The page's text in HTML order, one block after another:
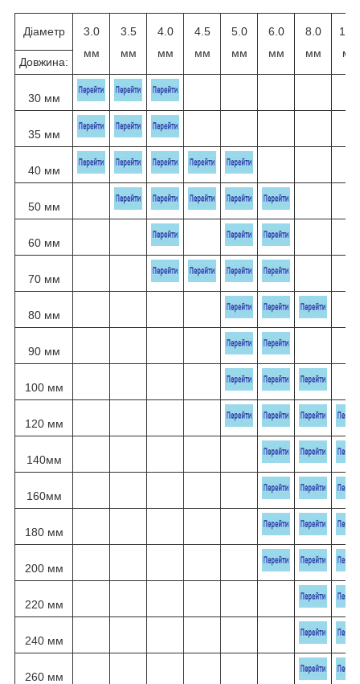
Діаметр
3.0
мм
3.5
мм
4.0
мм
4.5
мм
5.0
мм
6.0
мм
8.0
мм
мм
Довжина:
30 мм
35 мм
40 мм
50 мм
60 мм
70 мм
80 мм
90 мм
100 мм
120 мм
140мм
160мм
180 мм
200 мм
220 мм
240 мм
260 мм